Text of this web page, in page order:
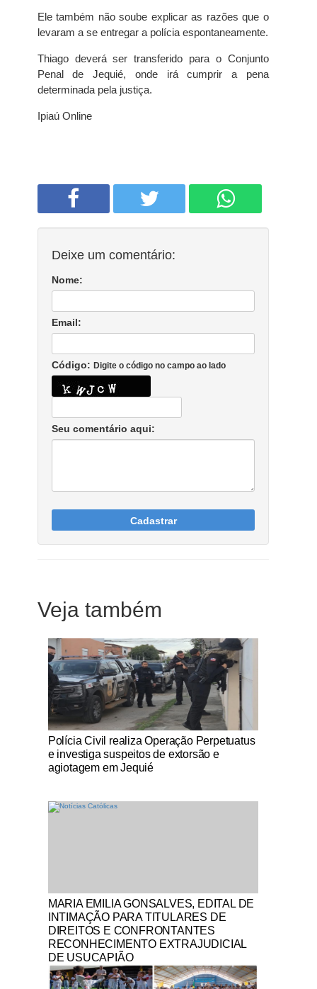
Ele também não soube explicar as razões que o
levaram a se entregar a polícia espontaneamente.
Thiago deverá ser transferido para o Conjunto
Penal de Jequié, onde irá cumprir a pena
determinada pela justiça.
Ipiaú Online
Deixe um comentário:
Nome:
Email:
Código: Digite o código no campo ao lado
Seu comentário aqui:
Cadastrar
Veja também
Notícias Católicas
Polícia Civil realiza Operação Perpetuatus
e investiga suspeitos de extorsão e
agiotagem em Jequié
Notícias Católicas
MARIA EMILIA GONSALVES, EDITAL DE
INTIMAÇÃO PARA TITULARES DE
DIREITOS E CONFRONTANTES
RECONHECIMENTO EXTRAJUDICIAL
DE USUCAPIÃO